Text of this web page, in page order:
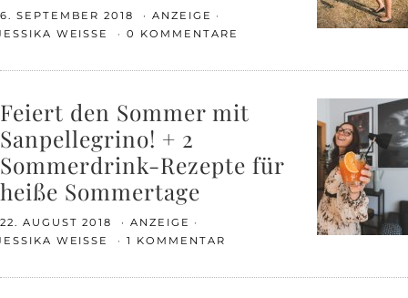
6. SEPTEMBER 2018
ANZEIGE
WEISSE
0 KOMMENTARE
Feiert den Sommer mit
Sanpellegrino! + 2
Sommerdrink-Rezepte für
heiße Sommertage
22. AUGUST 2018
ANZEIGE
WEISSE
1 KOMMENTAR